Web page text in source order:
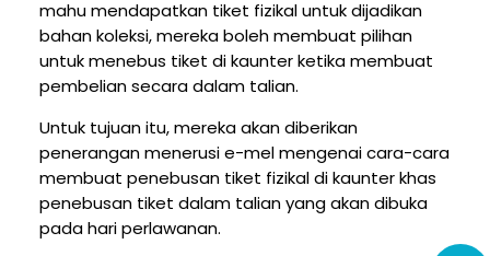
mahu mendapatkan tiket fizikal untuk dijadikan
bahan koleksi, mereka boleh membuat pilihan
untuk menebus tiket di kaunter ketika membuat
pembelian secara dalam talian.
Untuk tujuan itu, mereka akan diberikan
penerangan menerusi e-mel mengenai cara-cara
membuat penebusan tiket fizikal di kaunter khas
penebusan tiket dalam talian yang akan dibuka
pada hari perlawanan.